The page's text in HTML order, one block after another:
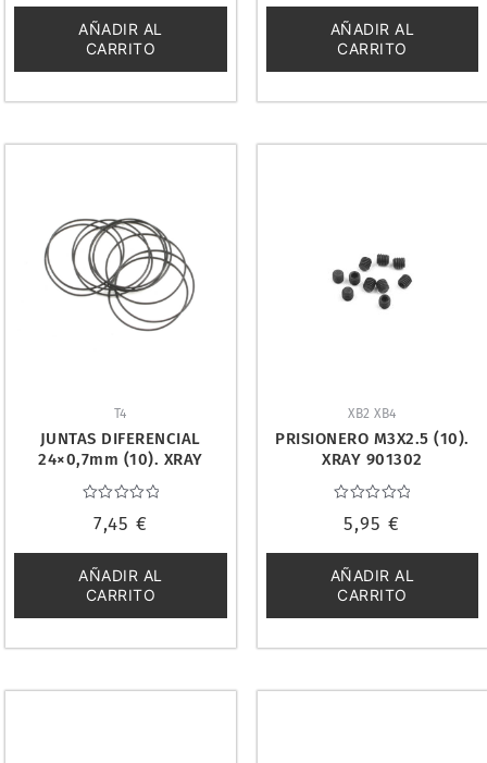
de
5
AÑADIR AL
CARRITO
de
5
AÑADIR AL
CARRITO
T4
JUNTAS DIFERENCIAL
24×0,7mm (10). XRAY
971240
con
de
5
7,45 €
AÑADIR AL
CARRITO
XB2 XB4
PRISIONERO M3X2.5 (10).
XRAY 901302
con
de
5
5,95€
AÑADIR AL
CARRITO